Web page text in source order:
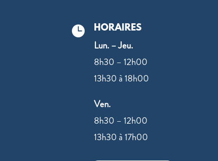
 HORAIRES
Lun. – Jeu.
8h30 – 12h00
13h30 à 18h00
Ven.
8h30 – 12h00
13h30 à 17h00